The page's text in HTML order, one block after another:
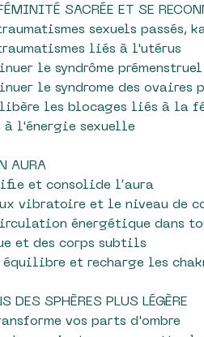
SACRÉE ET SE
sexuels passés,
liés à l'utérus
le syndrôme prémenstruel
le syndrome des ovaires
les blocages liés à la
à l'énergie sexuelle
AURA
et consolide l’aura
vibratoire et le niveau de
énergétique dans
et des corps subtils
équilibre et recharge les
DES SPHÈRES PLUS LÉGÈRE
vos parts d'ombre